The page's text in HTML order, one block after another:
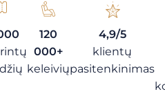
120
000+
keleivių
4,9/5
klientų
pasitenkinimas